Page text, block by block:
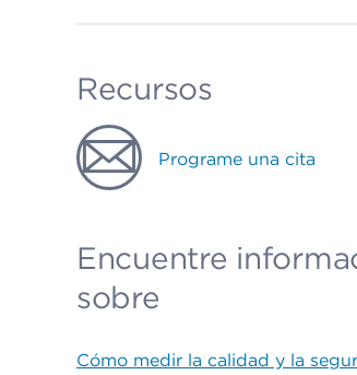
Recursos
Programe una cita
Encuentre
sobre
Cómo medir la calidad y la